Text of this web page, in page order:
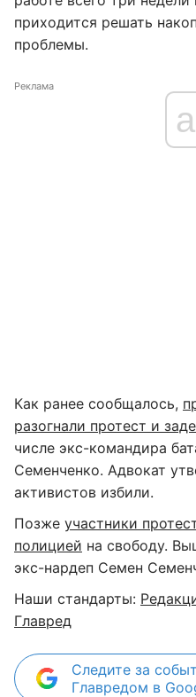
приходится решать
проблемы.
Реклама
Как ранее сообщалось,
разогнали протест и
числе экс-командира
Семенченко. Адвокат
активистов избили.
Позже участники
полицией на свободу.
экс-нардеп Семен
Наши стандарты:
Главред
Следите за
Главредом в